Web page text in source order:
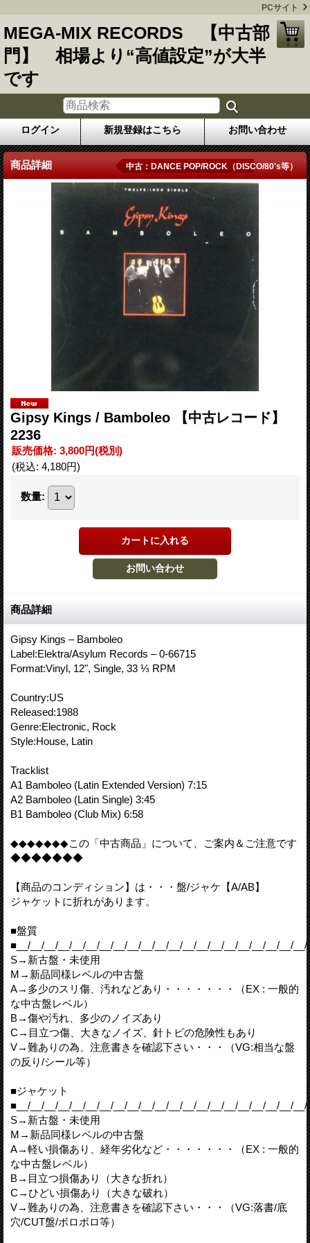
PCサイト
MEGA-MIX RECORDS 【中古部
門】 相場より“高値設定”が大半
です
ログイン 新規登録はこちら お問い合わせ
商品詳細 中古：DANCE POP/ROCK（DISCO/80's等）
Gipsy Kings ‎/ Bamboleo 【中古レコード】
2236
販売価格: 3,800円(税別)
(税込: 4,180円)
数量:
商品詳細
Gipsy Kings ‎– Bamboleo
Label:Elektra/Asylum Records – 0-66715
Format:Vinyl, 12", Single, 33 ⅓ RPM
Country:US
Released:1988
Genre:Electronic, Rock
Style:House, Latin
Tracklist
A1 Bamboleo (Latin Extended Version) 7:15
A2 Bamboleo (Latin Single) 3:45
B1 Bamboleo (Club Mix) 6:58
◆◆◆◆◆◆◆この「中古商品」について、ご案内＆ご注意です
◆◆◆◆◆◆◆
【商品のコンディション】は・・・盤/ジャケ【A/AB】
ジャケットに折れがあります。
■盤質
■__/__/__/__/__/__/__/__/__/__/__/__/__/__/__/__/__/__/__/__/
S→新古盤・未使用
M→新品同様レベルの中古盤
A→多少のスリ傷、汚れなどあり・・・・・・・（EX : 一般的
な中古盤レベル）
B→傷や汚れ、多少のノイズあり
C→目立つ傷、大きなノイズ、針トビの危険性もあり
V→難ありの為、注意書きを確認下さい・・・（VG:相当な盤
の反り/シール等）
■ジャケット
■__/__/__/__/__/__/__/__/__/__/__/__/__/__/__/__/__/__/__/__/__/
S→新古盤・未使用
M→新品同様レベルの中古盤
A→軽い損傷あり、経年劣化など・・・・・・・（EX : 一般的
な中古盤レベル）
B→目立つ損傷あり（大きな折れ）
C→ひどい損傷あり（大きな破れ）
V→難ありの為、注意書きを確認下さい・・・（VG:落書/底
穴/CUT盤/ボロボロ等）